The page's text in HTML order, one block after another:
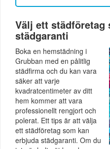
Välj ett städföretag
städgaranti
Boka en hemstädning i
Grubban med en pålitlig
städfirma och du kan vara
säker att varje
kvadratcentimeter av ditt
hem kommer att vara
professionellt rengjort och
polerat. Ett tips är att välja
ett städföretag som kan
erbjuda städgaranti. Om du